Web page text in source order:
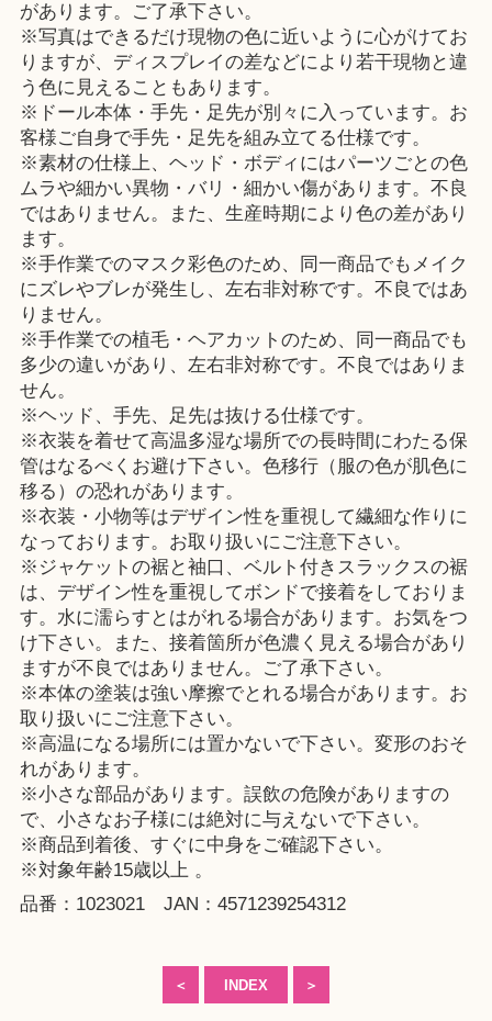
があります。ご了承下さい。
※写真はできるだけ現物の色に近いように心がけてお
りますが、ディスプレイの差などにより若干現物と違
う色に見えることもあります。
※ドール本体・手先・足先が別々に入っています。お
客様ご自身で手先・足先を組み立てる仕様です。
※素材の仕様上、ヘッド・ボディにはパーツごとの色
ムラや細かい異物・バリ・細かい傷があります。不良
ではありません。また、生産時期により色の差があり
ます。
※手作業でのマスク彩色のため、同一商品でもメイク
にズレやブレが発生し、左右非対称です。不良ではあ
りません。
※手作業での植毛・ヘアカットのため、同一商品でも
多少の違いがあり、左右非対称です。不良ではありま
せん。
※ヘッド、手先、足先は抜ける仕様です。
※衣装を着せて高温多湿な場所での長時間にわたる保
管はなるべくお避け下さい。色移行（服の色が肌色に
移る）の恐れがあります。
※衣装・小物等はデザイン性を重視して繊細な作りに
なっております。お取り扱いにご注意下さい。
※ジャケットの裾と袖口、ベルト付きスラックスの裾
は、デザイン性を重視してボンドで接着をしておりま
す。水に濡らすとはがれる場合があります。お気をつ
け下さい。また、接着箇所が色濃く見える場合があり
ますが不良ではありません。ご了承下さい。
※本体の塗装は強い摩擦でとれる場合があります。お
取り扱いにご注意下さい。
※高温になる場所には置かないで下さい。変形のおそ
れがあります。
※小さな部品があります。誤飲の危険がありますの
で、小さなお子様には絶対に与えないで下さい。
※商品到着後、すぐに中身をご確認下さい。
※対象年齢15歳以上 。
品番：1023021 JAN：4571239254312
＜ INDEX ＞